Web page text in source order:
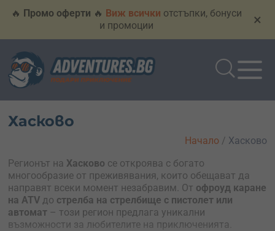
🔥 Промо оферти 🔥 Виж всички отстъпки, бонуси
и промоции
×
Хасково
Регионът на Хасково се откроява с богато
многообразие от преживявания, които обещават да
направят всеки момент незабравим. От офроуд каране
на ATV до стрелба на стрелбище с пистолет или
автомат – този регион предлага уникални
възможности за любителите на приключенията.
Начало / Хасково